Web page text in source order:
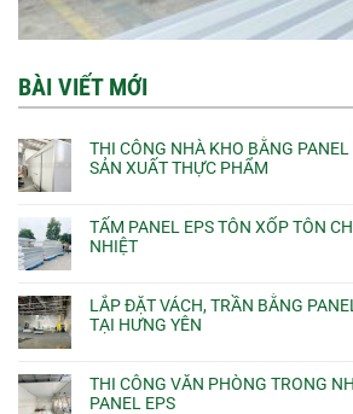
BÀI VIẾT MỚI
THI CÔNG NHÀ KHO BẰNG
SẢN XUẤT THỰC PHẨM
TẤM PANEL EPS TÔN XỐP TÔN
NHIỆT
LẮP ĐẶT VÁCH, TRẦN BẰNG
TẠI HƯNG YÊN
THI CÔNG VĂN PHÒNG TRONG
PANEL EPS